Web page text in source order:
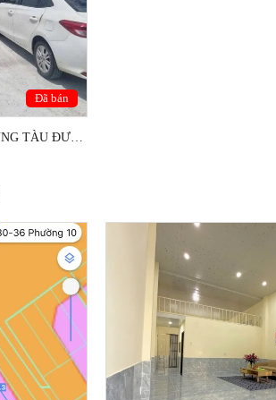
Đã bán
3,2 TỶ BÁN ĐẤT THỔ CƯ VŨNG TÀU ĐƯỜNG 30/4 - A3 PHƯỜNG 12 VŨNG TÀU